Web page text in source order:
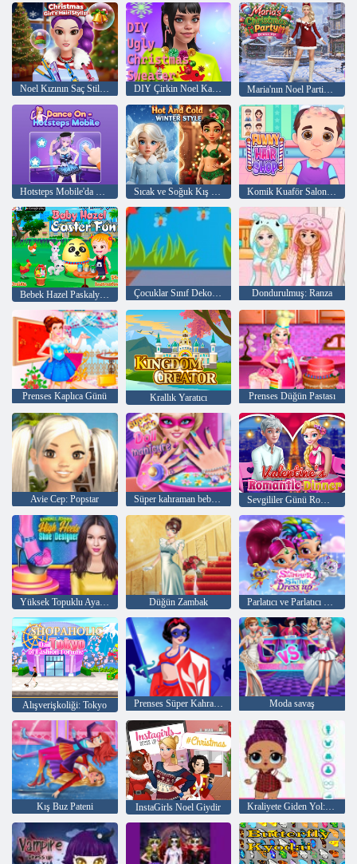
Noel Kızının Saç Stilisti DIY Çirkin Noel Kazak Maria'nın Noel Partisi Giydirmesi
Hotsteps Mobile'da Dans Edin Sıcak ve Soğuk Kış Stili Komik Kuaför Salonları
Çocuklar Sınıf Dekorasyon Dondurulmuş: Ranza
Prenses Kaplıca Günü Krallık Yaratıcı Prenses Düğün Pastası
Avie Cep: Popstar Süper kahraman bebek manikür Sevgililer Günü Romantik Akşam Yemeği
Yüksek Topuklu Ayakkabı Tasarımcısı Düğün Zambak Parlatıcı ve Parlatıcı Giydir
Alışverişkoliği: Tokyo Prenses Süper Kahramanlar Moda savaş
Kış Buz Pateni InstaGirls Noel Giydir Kraliyete Giden Yol: Oyuncak Bebeklerin Savaşı